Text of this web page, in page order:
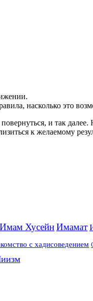
насколько это
и так
к желаемому
Имам ХусейнИмамат
с хадисоведением